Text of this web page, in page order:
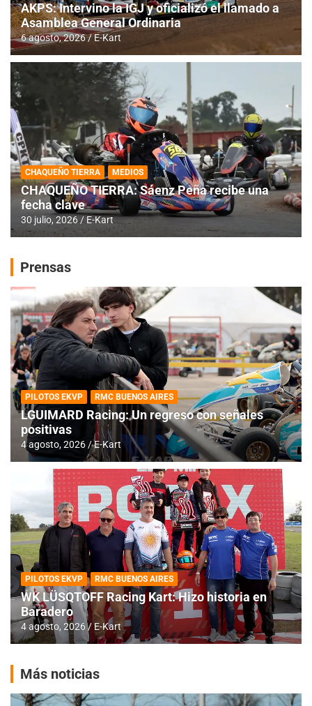
AKPS: Intervino la IGJ y oficializó el llamado a
Asamblea General Ordinaria
6 agosto, 2026 E-Kart
CHAQUEÑO TIERRA MEDIOS
CHAQUEÑO TIERRA: Sáenz Peña recibe una
fecha clave
30 julio, 2026 E-Kart
Prensas
PILOTOS EKVP RMC BUENOS AIRES
LGUIMARD Racing: Un regreso con señales
positivas
4 agosto, 2026 E-Kart
PILOTOS EKVP RMC BUENOS AIRES
WK LÜSQTOFF Racing Kart: Hizo historia en
Baradero
4 agosto, 2026 E-Kart
Más noticias